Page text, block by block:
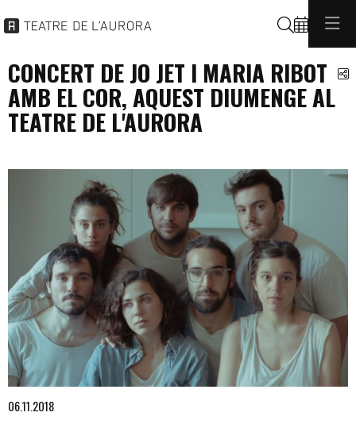
Cerca
CONCERT DE JO JET I MARIA RIBOT
AMB EL COR, AQUEST DIUMENGE AL
TEATRE DE L'AURORA
Diapositiva 1 de 1
06.11.2018